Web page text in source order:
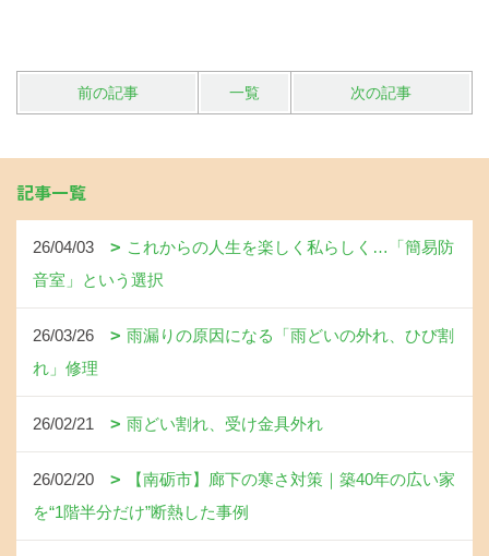
前の記事 一覧 次の記事
記事一覧
26/04/03
これからの人生を楽しく私らしく…「簡易防
音室」という選択
26/03/26
雨漏りの原因になる「雨どいの外れ、ひび割
れ」修理
26/02/21 雨どい割れ、受け金具外れ
26/02/20
【南砺市】廊下の寒さ対策｜築40年の広い家
を“1階半分だけ”断熱した事例